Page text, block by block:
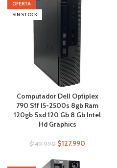
OFERTA
SIN STOCK
Computador Dell Optiplex
790 Sff I5-2500s 8gb Ram
120gb Ssd 120 Gb 8 Gb Intel
Hd Graphics
$149.990 $127.990